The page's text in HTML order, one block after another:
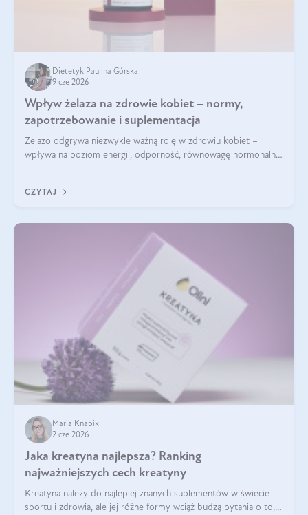
Dietetyk Paulina Górska
9 cze 2026
Wpływ żelaza na zdrowie kobiet – normy,
zapotrzebowanie i suplementacja
Żelazo odgrywa niezwykle ważną rolę w zdrowiu kobiet –
wpływa na poziom energii, odporność, równowagę hormonalną
zawrotów głowy czy problemów z
CZYTAJ
Maria Knapik
2 cze 2026
Jaka kreatyna najlepsza? Ranking
najważniejszych cech kreatyny
Kreatyna należy do najlepiej znanych suplementów w świecie
sportu i zdrowia, ale jej różne formy wciąż budzą pytania o to,